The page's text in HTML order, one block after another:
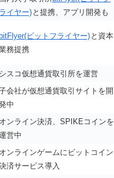
ライヤー) と提携、アプリ開発も
bitFlyer(ビットフライヤー) と資本
務提携
シスコ仮想通貨取引所を運営
会社が仮想通貨取引サイトを開
中
オンライン決済、SPIKEコインを
営中
オンラインゲームにビットコイン
済サービス導入